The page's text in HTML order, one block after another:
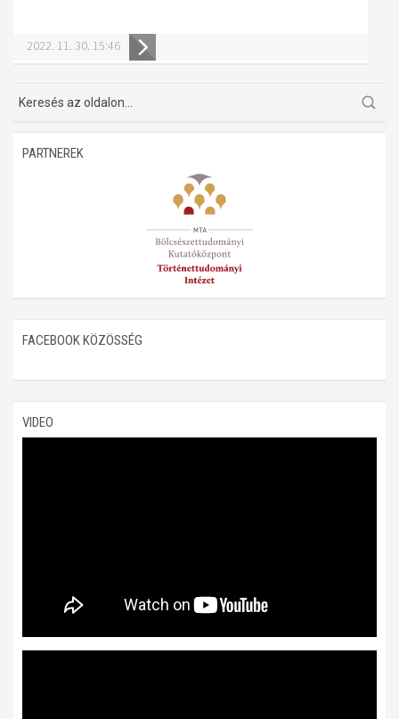
2022. 11. 30. 15:46
PARTNEREK
FACEBOOK KÖZÖSSÉG
VIDEO